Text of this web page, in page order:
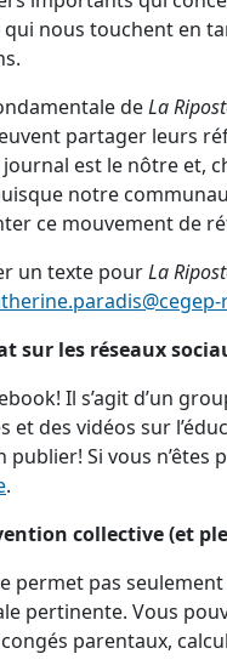
nous touchent en
deLa
partager leurs
est le nôtre et,
notre
ce mouvement de
un texte pourLa
sur les réseaux
Il s’agit d’un
et des vidéos sur
publier! Si vous
.
collective (et
permet pas
pertinente. Vous
parentaux,